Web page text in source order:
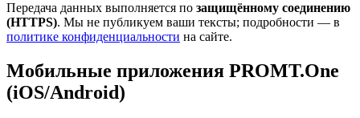
Передача данных выполняется по защищённому соединению
(HTTPS). Мы не публикуем ваши тексты; подробности — в
политике конфиденциальности на сайте.
Мобильные приложения PROMT.One
(iOS/Android)